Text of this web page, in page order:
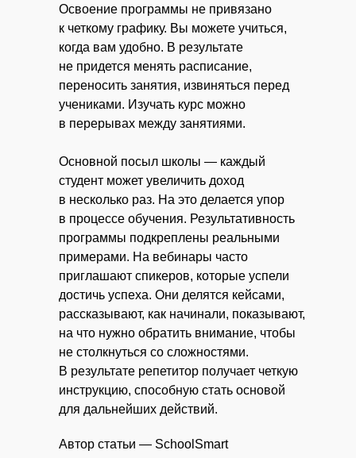
Освоение программы не привязано
к четкому графику. Вы можете учиться,
когда вам удобно. В результате
не придется менять расписание,
переносить занятия, извиняться перед
учениками. Изучать курс можно
в перерывах между занятиями.
Основной посыл школы — каждый
студент может увеличить доход
в несколько раз. На это делается упор
в процессе обучения. Результативность
программы подкреплены реальными
примерами. На вебинары часто
приглашают спикеров, которые успели
достичь успеха. Они делятся кейсами,
рассказывают, как начинали, показывают,
на что нужно обратить внимание, чтобы
не столкнуться со сложностями.
В результате репетитор получает четкую
инструкцию, способную стать основой
для дальнейших действий.
Автор статьи — SchoolSmart